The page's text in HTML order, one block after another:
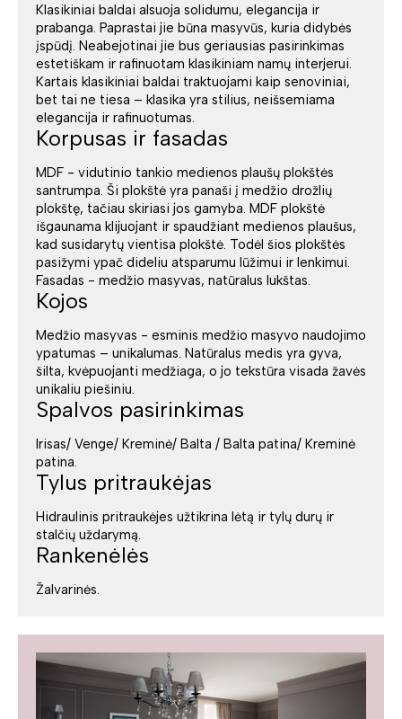
Klasikiniai baldai alsuoja solidumu, elegancija ir
prabanga. Paprastai jie būna masyvūs, kuria didybės
įspūdį. Neabejotinai jie bus geriausias pasirinkimas
estetiškam ir rafinuotam klasikiniam namų interjerui.
Kartais klasikiniai baldai traktuojami kaip senoviniai,
bet tai ne tiesa – klasika yra stilius, neišsemiama
elegancija ir rafinuotumas.
Korpusas ir fasadas
MDF - vidutinio tankio medienos plaušų plokštės
santrumpa. Ši plokštė yra panaši į medžio drožlių
plokštę, tačiau skiriasi jos gamyba. MDF plokštė
išgaunama klijuojant ir spaudžiant medienos plaušus,
kad susidarytų vientisa plokštė. Todėl šios plokštės
pasižymi ypač dideliu atsparumu lūžimui ir lenkimui.
Fasadas - medžio masyvas, natūralus lukštas.
Kojos
Medžio masyvas - esminis medžio masyvo naudojimo
ypatumas – unikalumas. Natūralus medis yra gyva,
šilta, kvėpuojanti medžiaga, o jo tekstūra visada žavės
unikaliu piešiniu.
Spalvos pasirinkimas
Irisas/ Venge/ Kreminė/ Balta / Balta patina/ Kreminė
patina.
Tylus pritraukėjas
Hidraulinis pritraukėjes užtikrina lėtą ir tylų durų ir
stalčių uždarymą.
Rankenėlės
Žalvarinės.